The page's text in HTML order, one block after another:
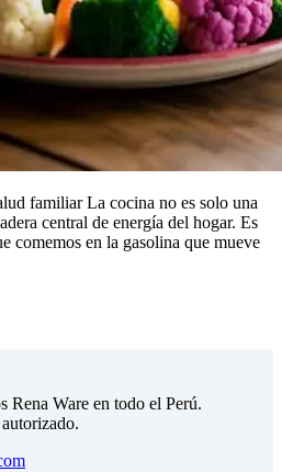
familiar La cocina no es solo una
central de energía del hogar. Es
comemos en la gasolina que mueve
Rena Ware en todo el Perú.